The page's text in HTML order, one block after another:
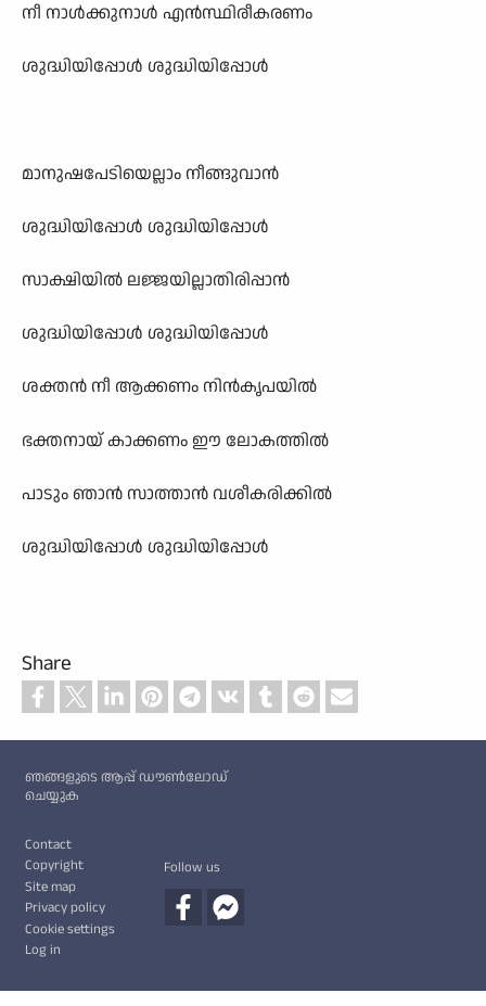
നീ നാൾക്കുനാൾ എൻസ്ഥിരീകരണം
ശുദ്ധിയിപ്പോൾ ശുദ്ധിയിപ്പോൾ
മാനുഷപേടിയെല്ലാം നീങ്ങുവാൻ
ശുദ്ധിയിപ്പോൾ ശുദ്ധിയിപ്പോൾ
സാക്ഷിയിൽ ലജ്ജയില്ലാതിരിപ്പാൻ
ശുദ്ധിയിപ്പോൾ ശുദ്ധിയിപ്പോൾ
ശക്തൻ നീ ആക്കണം നിൻകൃപയിൽ
ഭക്തനായ് കാക്കണം ഈ ലോകത്തിൽ
പാടും ഞാൻ സാത്താൻ വശീകരിക്കിൽ
ശുദ്ധിയിപ്പോൾ ശുദ്ധിയിപ്പോൾ
Share
ഞങ്ങളുടെ ആപ്പ് ഡൗൺലോഡ്
ചെയ്യുക
Contact
Copyright
Site map
Privacy policy
Cookie settings
Log in
Follow us